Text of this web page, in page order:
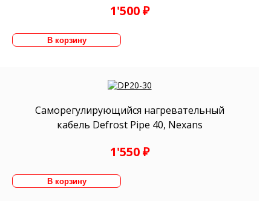
1'500 ₽
Саморегулирующийся нагревательный
кабель Defrost Pipe 40, Nexans
1'550 ₽